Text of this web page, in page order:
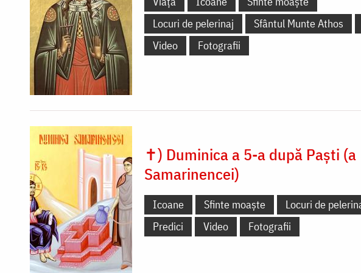
Locuri de pelerinaj
Sfântul Munte Athos
Video
Fotografii
✝) Duminica a 5-a după Paști (a
Samarinencei)
Icoane Sfinte moaște
Locuri de
Predici
Video Fotografii